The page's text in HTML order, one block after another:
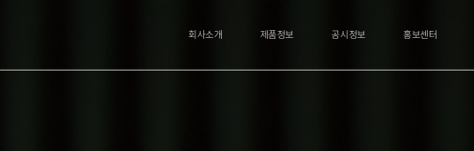
회사소개 제품정보 공시정보 홍보센터